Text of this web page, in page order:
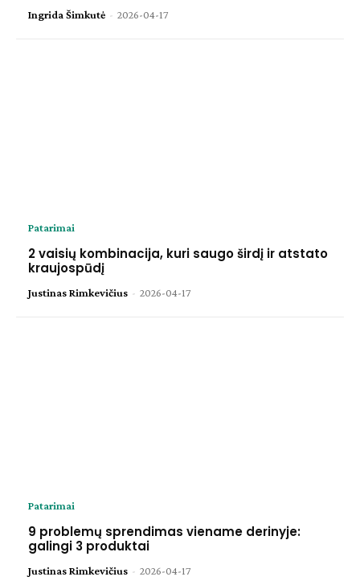
Ingrida Šimkutė - 2026-04-17
Patarimai
2 vaisių kombinacija, kuri saugo širdį ir atstato
kraujospūdį
Justinas Rimkevičius - 2026-04-17
Patarimai
9 problemų sprendimas viename derinyje:
galingi 3 produktai
Justinas Rimkevičius - 2026-04-17